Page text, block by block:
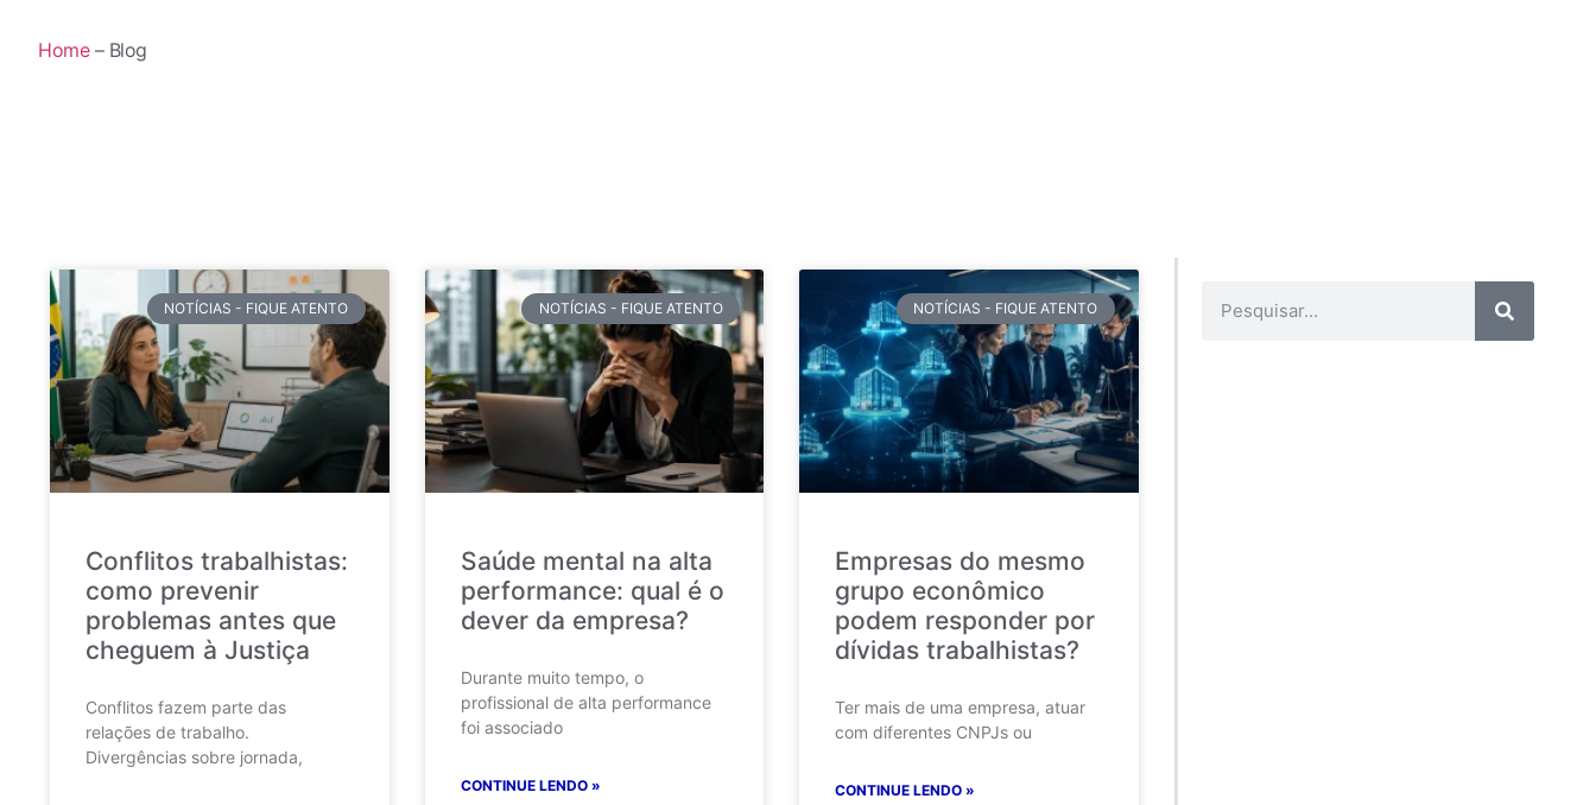
Home– Blog
NOTÍCIAS - FIQUE ATENTO
Conflitos trabalhistas:
como prevenir
problemas antes que
cheguem à Justiça
Conflitos fazem parte das
relações de trabalho.
Divergências sobre jornada,
NOTÍCIAS - FIQUE ATENTO
Saúde mental na alta
performance: qual é o
dever da empresa?
Durante muito tempo, o
profissional de alta performance
foi associado
CONTINUE LENDO »
NOTÍCIAS - FIQUE ATENTO
Empresas do mesmo
grupo econômico
podem responder por
dívidas trabalhistas?
Ter mais de uma empresa, atuar
com diferentes CNPJs ou
CONTINUE LENDO »